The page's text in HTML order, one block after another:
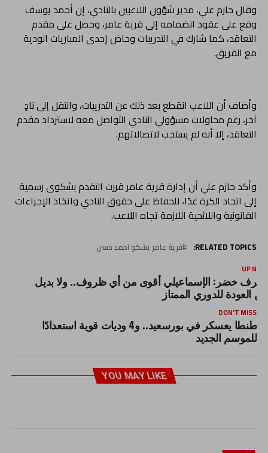
وقال حازم علي، مدير شؤون اللاعبين بالنادي، إن أحمد يوسف
وقع على عقود انضمامه إلى قرية عامر، وحصل على مقدم
التعاقد، كما شارك في التدريبات وخاض إحدى المباريات الودية
مع الفريق.
وأضاف أن اللاعب انقطع بعد ذلك عن التدريبات، وانتقل إلى نادٍ
آخر، رغم محاولات مسؤولي النادي التواصل معه لاسترداد مقدم
التعاقد، إلا أنه لم يستجب لاتصالاتهم.
وأكد حازم علي أن إدارة قرية عامر قررت التقدم بشكوى رسمية
إلى اتحاد الكرة غدًا، للحفاظ على حقوق النادي واتخاذ الإجراءات
القانونية واللائحية اللازمة تجاه اللاعب.
RELATED TOPICS: قرية عامر يشكو احمد حسن
UP
خضر: الإسماعيلي أقوى من أي ظروف.. ولا بديل
العودة للدوري الممتاز
DON'T MISS
طنطا يعسكر في بورسعيد.. و4 وديات قوية استعدادًا
للموسم الجديد
YOU MAY LIKE